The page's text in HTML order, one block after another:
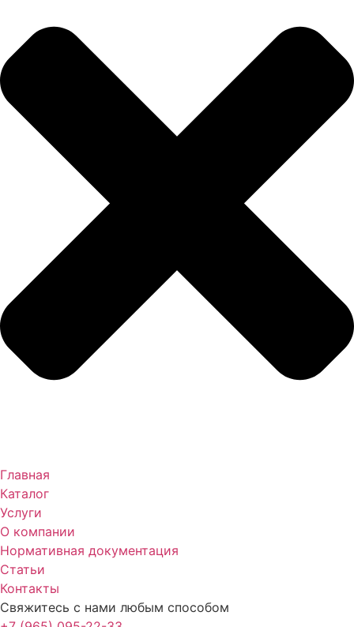
Главная
Каталог
Услуги
О компании
Нормативная документация
Статьи
Контакты
Свяжитесь с нами любым способом